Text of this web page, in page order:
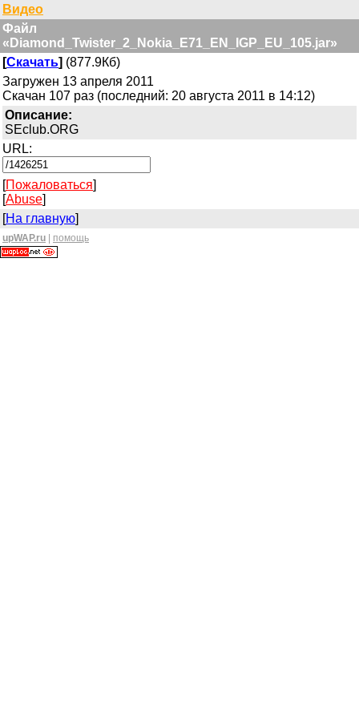
Видео
Файл
«Diamond_Twister_2_Nokia_E71_EN_IGP_EU_105.jar»
[Скачать] (877.9Кб)
Загружен 13 апреля 2011
Скачан 107 раз (последний: 20 августа 2011 в 14:12)
Описание:
SEclub.ORG
URL:
[Пожаловаться]
[Abuse]
[На главную]
upWAP.ru помощь